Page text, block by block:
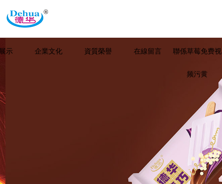
示 企業文化 資質榮譽 在線留言 聯係草莓免费视
频污黄